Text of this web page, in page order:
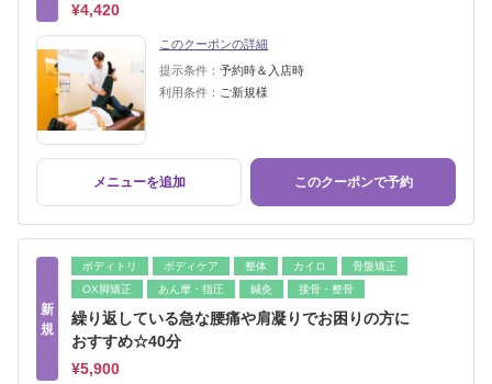
¥4,420
このクーポンの詳細
提示条件： 予約時＆入店時
利用条件： ご新規様
メニューを追加 このクーポンで予約
新
規
ボディトリ ボディケア 整体 カイロ
骨盤矯正
OX脚矯正
あん摩・指圧 鍼灸 接骨・整骨
繰り返している急な腰痛や肩凝りでお困りの方に
おすすめ☆40分
¥5,900